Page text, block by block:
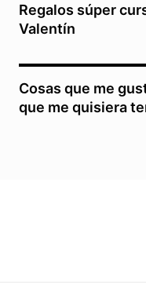
Regalos súper
Valentín
Cosas que me
que me quisiera